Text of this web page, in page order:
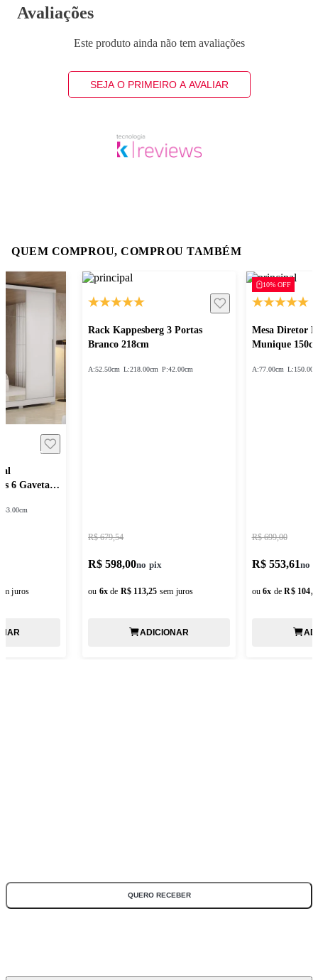
Avaliações
Este produto ainda não tem avaliações
SEJA O PRIMEIRO A AVALIAR
QUEM COMPROU, COMPROU TAMBÉM
Rack Kappesberg 3 Portas
Branco 218cm
A:52.50cm L:218.00cm P:42.00cm
R$ 679,54
R$ 598,00
ou 6x de R$ 113,25 sem juros
ADICIONAR
10% OFF
Mesa Diretor
Munique
A:77.00cm L:
R$ 699,00
R$ 553,61
ou6x de R$
6 Gavetas
53.00cm
juros
QUERO RECEBER